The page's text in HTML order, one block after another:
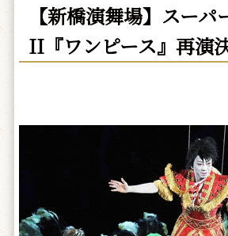
【新橋演舞場】スーパ
II『ワンピース』再演